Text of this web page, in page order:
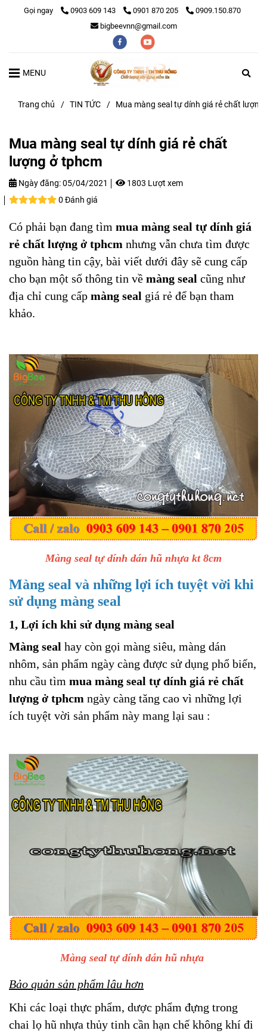
Gọi ngay 0903 609 143 0901 870 205
0909.150.870
bigbeevnn@gmail.com
MENU
Trang chủ / TIN TỨC / Mua màng seal tự dính giá rẻ chất lượng
Mua màng seal tự dính giá rẻ chất
lượng ở tphcm
Ngày đăng:05/04/2021
1803 Lượt xem
0 Đánh giá
Có phải bạn đang tìm mua màng seal tự dính giá
rẻ chất lượng ở tphcm nhưng vẫn chưa tìm được
nguồn hàng tin cậy, bài viết dưới đây sẽ cung cấp
cho bạn một số thông tin về màng seal cũng như
địa chỉ cung cấp màng seal giá rẻ để bạn tham
khảo.
Màng seal tự dính dán hũ nhựa kt 8cm
Màng seal và những lợi ích tuyệt vời khi
sử dụng màng seal
1, Lợi ích khi sử dụng màng seal
Màng seal hay còn gọi màng siêu, màng dán
nhôm, sản phẩm ngày càng được sử dụng phổ biến,
nhu cầu tìm mua màng seal tự dính giá rẻ chất
lượng ở tphcm ngày càng tăng cao vì những lợi
ích tuyệt vời sản phẩm này mang lại sau :
Màng seal tự dính dán hũ nhựa
Bảo quản sản phẩm lâu hơn
Khi các loại thực phẩm, dược phẩm đựng trong
chai lọ hũ nhựa thủy tinh cần hạn chế không khí đi